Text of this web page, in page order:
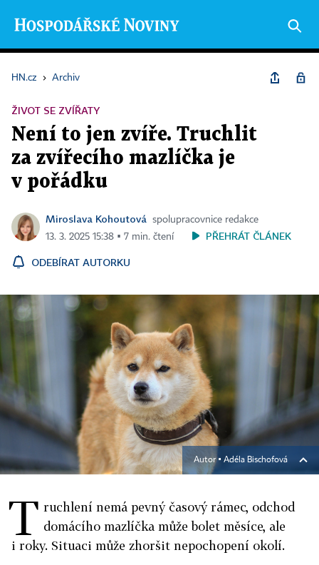
HN.cz › Archiv
ŽIVOT SE ZVÍŘATY
Není to jen zvíře. Truchlit
za zvířecího mazlíčka je
v pořádku
Miroslava Kohoutová
spolupracovnice redakce
13. 3. 2025 15:38 ▪ 7 min. čtení
PŘEHRÁT ČLÁNEK
ODEBÍRAT AUTORKU
Autor ▪ Adéla Bischofová
T ruchlení nemá pevný časový rámec, odchod
domácího mazlíčka může bolet měsíce, ale
i roky. Situaci může zhoršit nepochopení okolí.